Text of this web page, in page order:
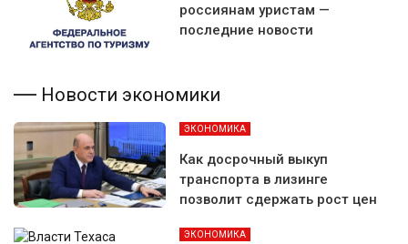
россиянам уристам —
последние новости
Новости экономики
ЭКОНОМИКА
Как досрочный выкуп
транспорта в лизинге
позволит сдержать рост цен
ЭКОНОМИКА